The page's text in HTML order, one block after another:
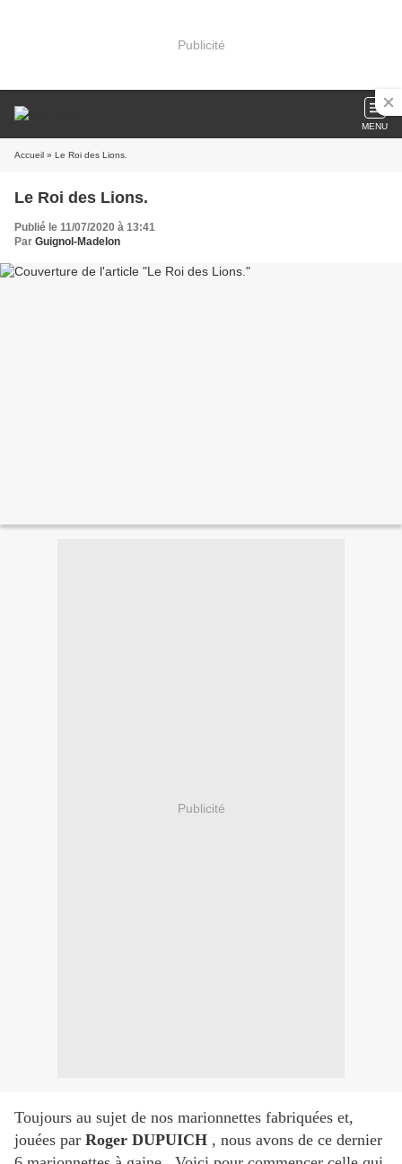
Publicité
MENU
Accueil » Le Roi des Lions.
Le Roi des Lions.
Publié le 11/07/2020 à 13:41
Par Guignol-Madelon
Publicité
Toujours au sujet de nos marionnettes fabriquées et,
jouées par Roger DUPUICH , nous avons de ce dernier